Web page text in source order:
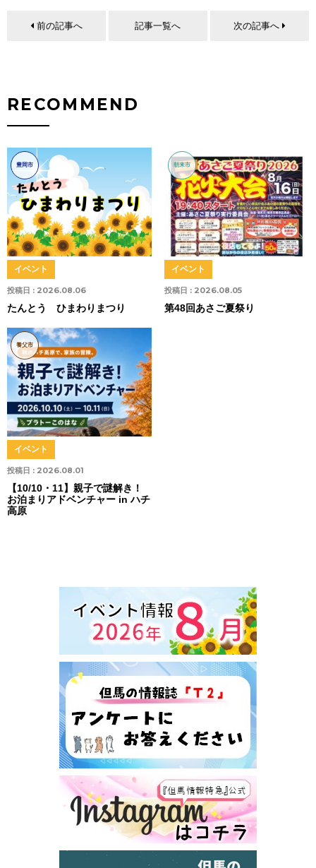
前の記事へ 記事一覧へ 次の記事へ
RECOMMEND
豊岡市
投稿日 : 2026.08.06
イベント
たんとう ひまわりまつり
朝来市
投稿日 : 2026.08.05
イベント
第48回あさご夏祭り
養父市
投稿日 : 2026.08.01
イベント
【10/10・11】親子で謎解き！
お泊まりアドベンチャー in ハチ
高原